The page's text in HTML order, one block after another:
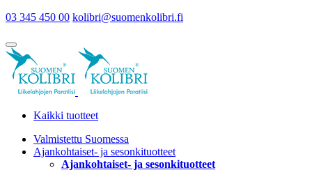
03 345 450 00 kolibri@suomenkolibri.fi
Kaikki tuotteet
Valmistettu Suomessa
Ajankohtaiset- ja sesonkituotteet
Ajankohtaiset- ja sesonkituotteet